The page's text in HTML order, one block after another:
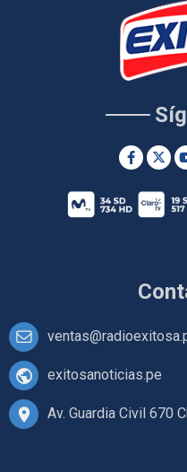
exitosanoticias.pe
Av. Guardia Civil 670